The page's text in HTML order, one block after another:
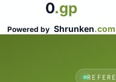
0.gp
Powered by Shrunken.com